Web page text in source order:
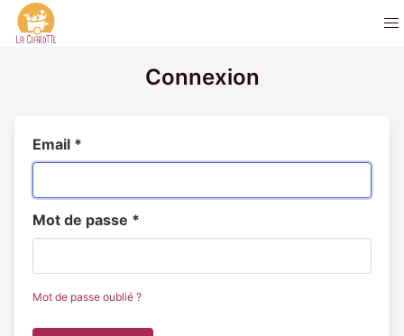
Connexion
Email *
Mot de passe *
Mot de passe oublié ?